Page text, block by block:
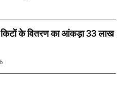
किटों के वितरण का आंकड़ा 33 लाख